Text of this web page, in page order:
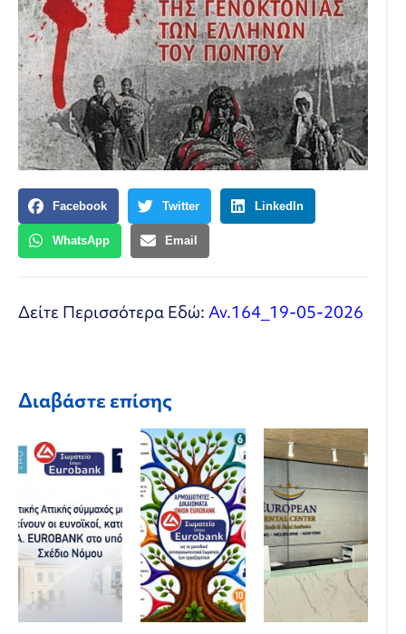
Facebook Twitter LinkedIn
WhatsApp Email
Δείτε Περισσότερα Εδώ: Αν.164_19-05-2026
Διαβάστε επίσης